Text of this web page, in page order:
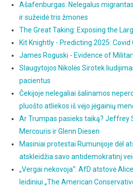
Ašafenburgas: Nelegalus
ir sužeidė tris žmones
The Great Taking: Exposing the
Kit Knightly - Predicting 2025: Covid
James Roguski - Evidence of
Slaugytojos Nikolės Sirotek
pacientus
Čekijoje nelegaliai šalinamos
pluošto atliekos iš vėjo jėgainių
Ar Trumpas pasieks taiką? Jeffrey
Mercouris ir Glenn Diesen
Masiniai protestai Rumunijoje dėl
atskleidžia savo antidemokratinį
„Vergai nekovoja“: AfD atstovė
leidiniui „The American